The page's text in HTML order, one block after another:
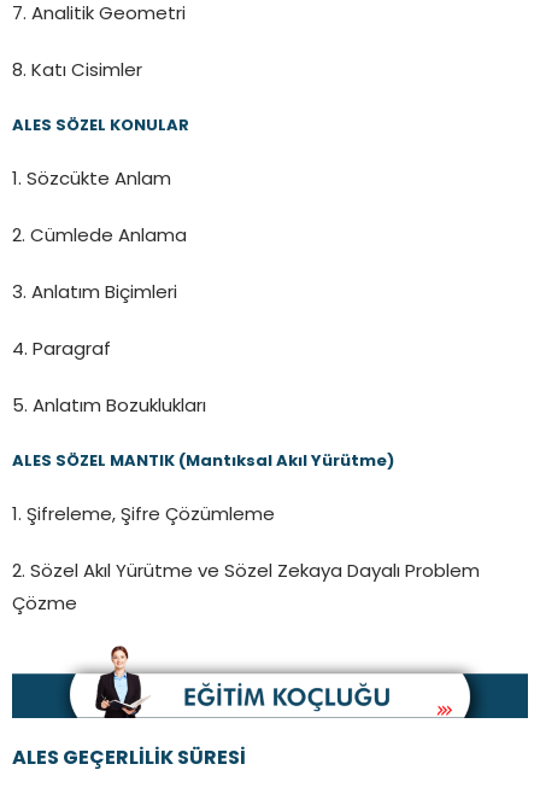
7. Analitik Geometri
8. Katı Cisimler
ALES SÖZEL KONULAR
1. Sözcükte Anlam
2. Cümlede Anlama
3. Anlatım Biçimleri
4. Paragraf
5. Anlatım Bozuklukları
ALES SÖZEL MANTIK (Mantıksal Akıl Yürütme)
1. Şifreleme, Şifre Çözümleme
2. Sözel Akıl Yürütme ve Sözel Zekaya Dayalı Problem
Çözme
ALES GEÇERLİLİK SÜRESİ